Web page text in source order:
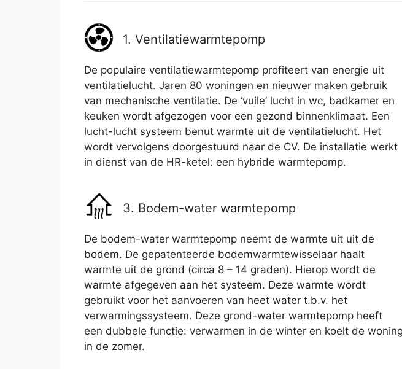
1. Ventilatiewarmtepomp
De populaire ventilatiewarmtepomp profiteert van energie uit
ventilatielucht. Jaren 80 woningen en nieuwer maken gebruik
van mechanische ventilatie. De ‘vuile’ lucht in wc, badkamer en
keuken wordt afgezogen voor een gezond binnenklimaat. Een
lucht-lucht systeem benut warmte uit de ventilatielucht. Het
wordt vervolgens doorgestuurd naar de CV. De installatie werkt
in dienst van de HR-ketel: een hybride warmtepomp.
3. Bodem-water warmtepomp
De bodem-water warmtepomp neemt de warmte uit uit de
bodem. De gepatenteerde bodemwarmtewisselaar haalt
warmte uit de grond (circa 8 – 14 graden). Hierop wordt de
warmte afgegeven aan het systeem. Deze warmte wordt
gebruikt voor het aanvoeren van heet water t.b.v. het
verwarmingssysteem. Deze grond-water warmtepomp heeft
een dubbele functie: verwarmen in de winter en koelt de woning
in de zomer.